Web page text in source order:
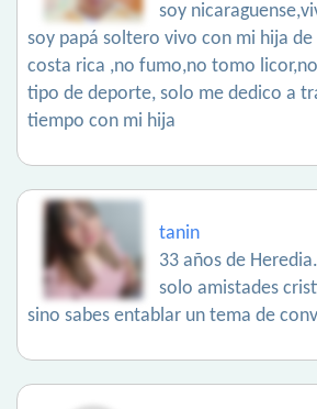
soy
soy papá soltero vivo con mi hija
costa rica ,no fumo,no tomo
tipo de deporte, solo me dedico a
tiempo con mi hija
tanin
33 años de Heredia.
solo amistades
sino sabes entablar un tema de